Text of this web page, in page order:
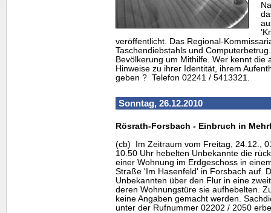
veröffentlicht. Das Regional-
Taschendiebstahls und
Bevölkerung um Mithilfe. Wer kennt
Hinweise zu ihrer Identität, ihrem
geben ? Telefon 02241 / 5413321.
Sonntag, 26.12.2010
Rösrath-Forsbach - Einbruch in
(cb) Im Zeitraum vom Freitag, 24.12.,
10.50 Uhr hebelten Unbekannte die
einer Wohnung im Erdgeschoss in
Straße 'Im Hasenfeld' in Forsbach auf.
Unbekannten über den Flur in eine
deren Wohnungstüre sie aufhebelten.
keine Angaben gemacht werden.
unter der Rufnummer 02202 / 2050